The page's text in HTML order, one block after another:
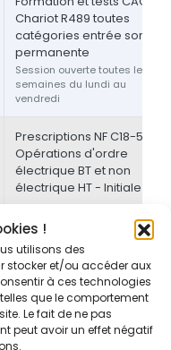
!
utilisons des
stocker et/ou accéder aux
à ces technologies
que le comportement
Le fait de ne pas
peut avoir un effet négatif
Chariot R489 toutes
catégories entrée sortie
permanente
Session ouverte toutes les
semaines du lundi au
vendredi
Prescriptions NF C18-510 -
Opérations d'ordre
électrique BT et non
électrique HT - Initiale
Prescriptions NF C18-510 -
Opérations d'ordre non-
électrique BT et/ou HT -
Initiale/Recyclage
Prescriptions NF C18-510 -
Opérations d'ordre non-